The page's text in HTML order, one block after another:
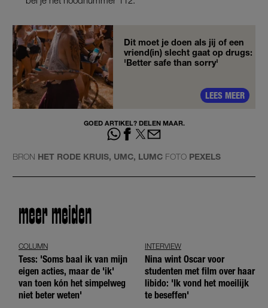
Dit moet je doen als jij of een
vriend(in) slecht gaat op drugs:
'Better safe than sorry'
LEES MEER
GOED ARTIKEL? DELEN MAAR.
BRON HET RODE KRUIS, UMC, LUMC FOTO PEXELS
meer meiden
COLUMN
Tess: 'Soms baal ik van mijn
eigen acties, maar de 'ik'
van toen kón het simpelweg
niet beter weten'
INTERVIEW
Nina wint Oscar voor
studenten met film over haar
libido: 'Ik vond het moeilijk
te beseffen'